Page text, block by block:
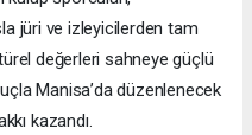
jüri ve izleyicilerden tam
değerleri sahneye güçlü
Manisa’da düzenlenecek
kazandı.